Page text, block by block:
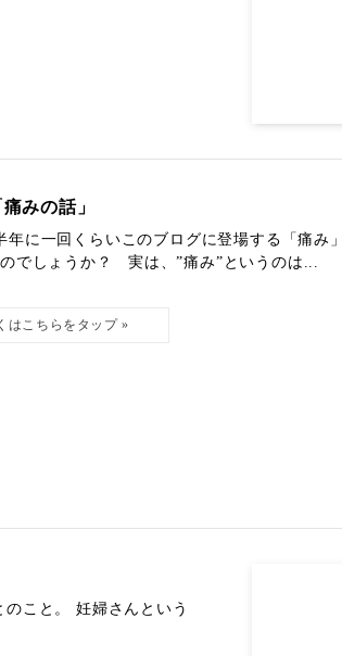
みの話」
年に一回くらいこのブログに登場する「痛
でしょうか？ 実は、”痛み”というのは...
こと。 妊婦さんという